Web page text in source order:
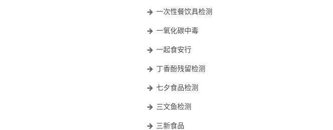
一次性餐饮具检测
一氧化碳中毒
一起食安行
丁香酚残留检测
七夕食品检测
三文鱼检测
三新食品